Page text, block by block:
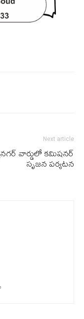
Next article
వార్డులో కమిషనర్
సృజ‌న‌ పర్యటన